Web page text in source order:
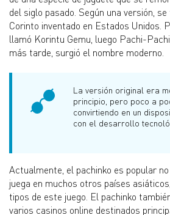
del siglo pasado. Según una versión,
Corinto inventado en Estados Unidos.
llamó Korintu Gemu, luego Pachi-
más tarde, surgió el nombre moderno.
La versión original era
principio, pero poco a
convirtiendo en un
con el desarrollo
Actualmente, el pachinko es popular
juega en muchos otros países
tipos de este juego. El pachinko
varios casinos online destinados